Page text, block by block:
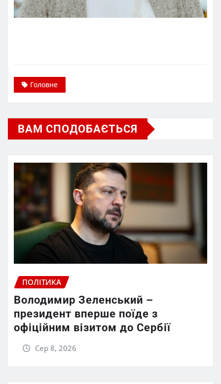
Головне
ВАМ СПОДОБАЄТЬСЯ
ПОЛІТИКА
Володимир Зеленський –
президент вперше поїде з
офіційним візитом до Сербії
Сер 8, 2026